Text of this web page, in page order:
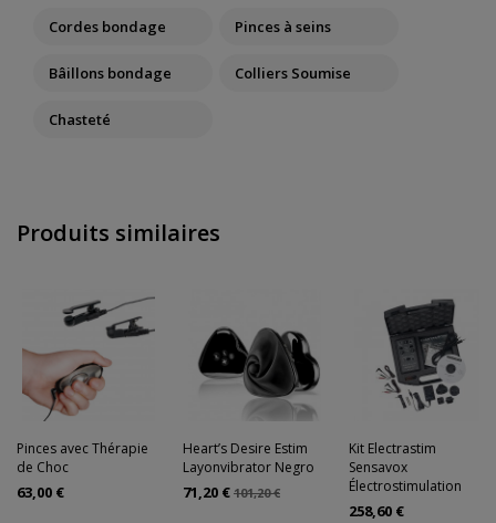
Cordes bondage Pinces à seins
Bâillons bondage Colliers Soumise
Chasteté
Produits similaires
Pinces avec Thérapie
de Choc
63,00 €
Heart’s Desire Estim
Layonvibrator Negro
71,20 € 101,20 €
Kit Electrastim
Sensavox
Électrostimulation
258,60 €